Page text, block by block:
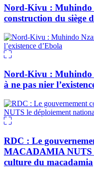
Nord-Kivu : Muhindo
construction du siège
Nord-Kivu : Muhindo
à ne pas nier
RDC : Le
MACADAMIA NUTS
culture du macadamia